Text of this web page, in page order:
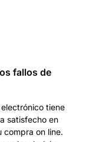
fallos de
tiene
satisfecho en
compra on line.